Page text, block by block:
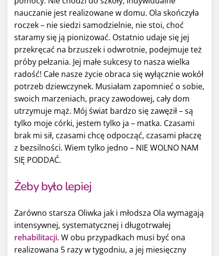
nauczanie jest realizowane w domu. Ola skończyła
roczek – nie siedzi samodzielnie, nie stoi, choć
staramy się ją pionizować. Ostatnio udaje się jej
przekręcać na brzuszek i odwrotnie, podejmuje też
próby pełzania. Jej małe sukcesy to nasza wielka
radość! Całe nasze życie obraca się wyłącznie wokół
potrzeb dziewczynek. Musiałam zapomnieć o sobie,
swoich marzeniach, pracy zawodowej, cały dom
utrzymuje mąż. Mój świat bardzo się zawęził – są
tylko moje córki, jestem tylko ja – matka. Czasami
brak mi sił, czasami chcę odpocząć, czasami płaczę
z bezsilności. Wiem tylko jedno – NIE WOLNO NAM
SIĘ PODDAĆ.
Żeby było lepiej
Zarówno starsza Oliwka jak i młodsza Ola wymagają
intensywnej, systematycznej i długotrwałej
rehabilitacji. W obu przypadkach musi być ona
realizowana 5 razy w tygodniu, a jej miesięczny